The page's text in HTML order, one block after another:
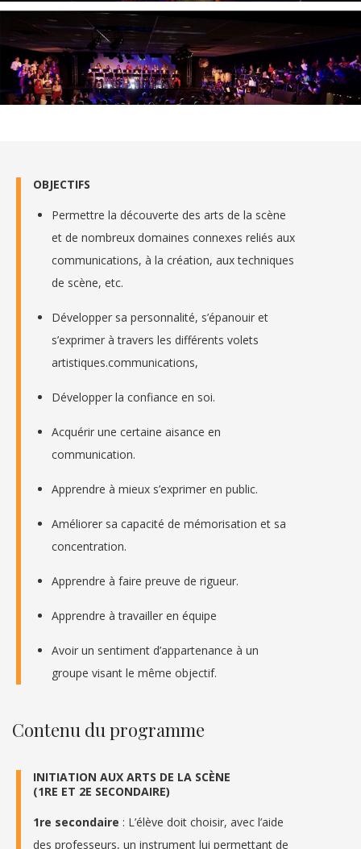
OBJECTIFS
Permettre la découverte des arts de la scène
et de nombreux domaines connexes reliés aux
communications, à la création, aux techniques
de scène, etc.
Développer sa personnalité, s’épanouir et
s’exprimer à travers les différents volets
artistiques.communications,
Développer la confiance en soi.
Acquérir une certaine aisance en
communication.
Apprendre à mieux s’exprimer en public.
Améliorer sa capacité de mémorisation et sa
concentration.
Apprendre à faire preuve de rigueur.
Apprendre à travailler en équipe
Avoir un sentiment d’appartenance à un
groupe visant le même objectif.
Contenu du programme
INITIATION AUX ARTS DE LA SCÈNE
(1RE ET 2E SECONDAIRE)
1re secondaire : L’élève doit choisir, avec l’aide
des professeurs, un instrument lui permettant de